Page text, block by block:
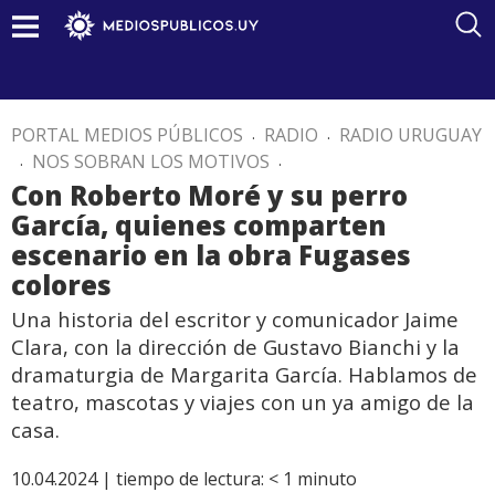
PORTAL MEDIOS PÚBLICOS . RADIO . RADIO URUGUAY
. NOS SOBRAN LOS MOTIVOS .
Con Roberto Moré y su perro
García, quienes comparten
escenario en la obra Fugases
colores
Una historia del escritor y comunicador Jaime
Clara, con la dirección de Gustavo Bianchi y la
dramaturgia de Margarita García. Hablamos de
teatro, mascotas y viajes con un ya amigo de la
casa.
10.04.2024 | tiempo de lectura: < 1 minuto